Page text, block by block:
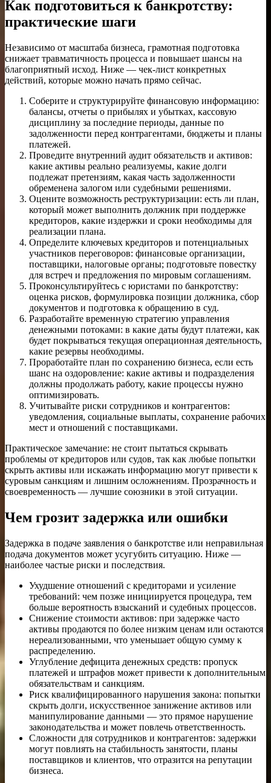
Как подготовиться к банкротству:
практические шаги
Независимо от масштаба бизнеса, грамотная подготовка
снижает травматичность процесса и повышает шансы на
благоприятный исход. Ниже — чек-лист конкретных
действий, которые можно начать прямо сейчас.
Соберите и структурируйте финансовую информацию:
балансы, отчеты о прибылях и убытках, кассовую
дисциплину за последние периоды, данные по
задолженности перед контрагентами, бюджеты и планы
платежей.
Проведите внутренний аудит обязательств и активов:
какие активы реально реализуемы, какие долги
подлежат претензиям, какая часть задолженности
обременена залогом или судебными решениями.
Оцените возможность реструктуризации: есть ли план,
который может выполнить должник при поддержке
кредиторов, какие издержки и сроки необходимы для
реализации плана.
Определите ключевых кредиторов и потенциальных
участников переговоров: финансовые организации,
поставщики, налоговые органы; подготовьте повестку
для встреч и предложения по мировым соглашениям.
Проконсультируйтесь с юристами по банкротству:
оценка рисков, формулировка позиции должника, сбор
документов и подготовка к обращению в суд.
Разработайте временную стратегию управления
денежными потоками: в какие даты будут платежи, как
будет покрываться текущая операционная деятельность,
какие резервы необходимы.
Проработайте план по сохранению бизнеса, если есть
шанс на оздоровление: какие активы и подразделения
должны продолжать работу, какие процессы нужно
оптимизировать.
Учитывайте риски сотрудников и контрагентов:
уведомления, социальные выплаты, сохранение рабочих
мест и отношений с поставщиками.
Практическое замечание: не стоит пытаться скрывать
проблемы от кредиторов или судов, так как любые попытки
скрыть активы или искажать информацию могут привести к
суровым санкциям и лишним осложнениям. Прозрачность и
своевременность — лучшие союзники в этой ситуации.
Чем грозит задержка или ошибки
Задержка в подаче заявления о банкротстве или неправильная
подача документов может усугубить ситуацию. Ниже —
наиболее частые риски и последствия.
Ухудшение отношений с кредиторами и усиление
требований: чем позже инициируется процедура, тем
больше вероятность взысканий и судебных процессов.
Снижение стоимости активов: при задержке часто
активы продаются по более низким ценам или остаются
нереализованными, что уменьшает общую сумму к
распределению.
Углубление дефицита денежных средств: пропуск
платежей и штрафов может привести к дополнительным
обязательствам и санкциям.
Риск квалифицированного нарушения закона: попытки
скрыть долги, искусственное занижение активов или
манипулирование данными — это прямое нарушение
законодательства и может повлечь ответственность.
Сложности для сотрудников и контрагентов: задержки
могут повлиять на стабильность занятости, планы
поставщиков и клиентов, что отразится на репутации
бизнеса.